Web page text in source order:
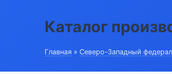
Каталог
Главная » Северо-Западный